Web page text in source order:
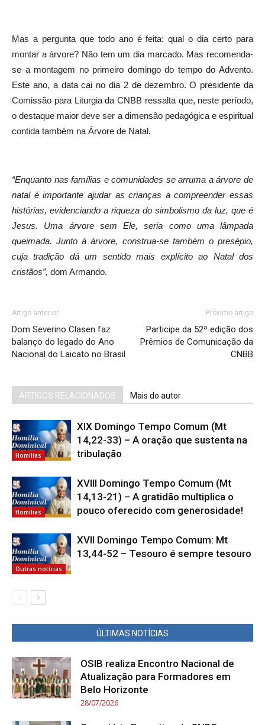
Mas a pergunta que todo ano é feita: qual o dia certo para
montar a árvore? Não tem um dia marcado. Mas recomenda-
se a montagem no primeiro domingo do tempo do Advento.
Este ano, a data cai no dia 2 de dezembro. O presidente da
Comissão para Liturgia da CNBB ressalta que, neste período,
o destaque maior deve ser a dimensão pedagógica e espiritual
contida também na Árvore de Natal.
“Enquanto nas famílias e comunidades se arruma a árvore de
natal é importante ajudar as crianças a compreender essas
histórias, evidenciando a riqueza do simbolismo da luz, que é
Jesus. Uma árvore sem Ele, seria como uma lâmpada
queimada. Junto à árvore, construa-se também o presépio,
cuja tradição dá um sentido mais explícito ao Natal dos
cristãos”, dom Armando.
Artigo anterior
Dom Severino Clasen faz
balanço do legado do Ano
Nacional do Laicato no Brasil
Próximo artigo
Participe da 52ª edição dos
Prêmios de Comunicação da
CNBB
ARTIGOS RELACIONADOS Mais do autor
Homilias
XIX Domingo Tempo Comum (Mt
14,22-33) – A oração que sustenta na
tribulação
Homilias
XVIII Domingo Tempo Comum (Mt
14,13-21) – A gratidão multiplica o
pouco oferecido com generosidade!
Outras notícias
XVII Domingo Tempo Comum: Mt
13,44-52 – Tesouro é sempre tesouro
ÚLTIMAS NOTÍCIAS
OSIB realiza Encontro Nacional de
Atualização para Formadores em
Belo Horizonte
28/07/2026